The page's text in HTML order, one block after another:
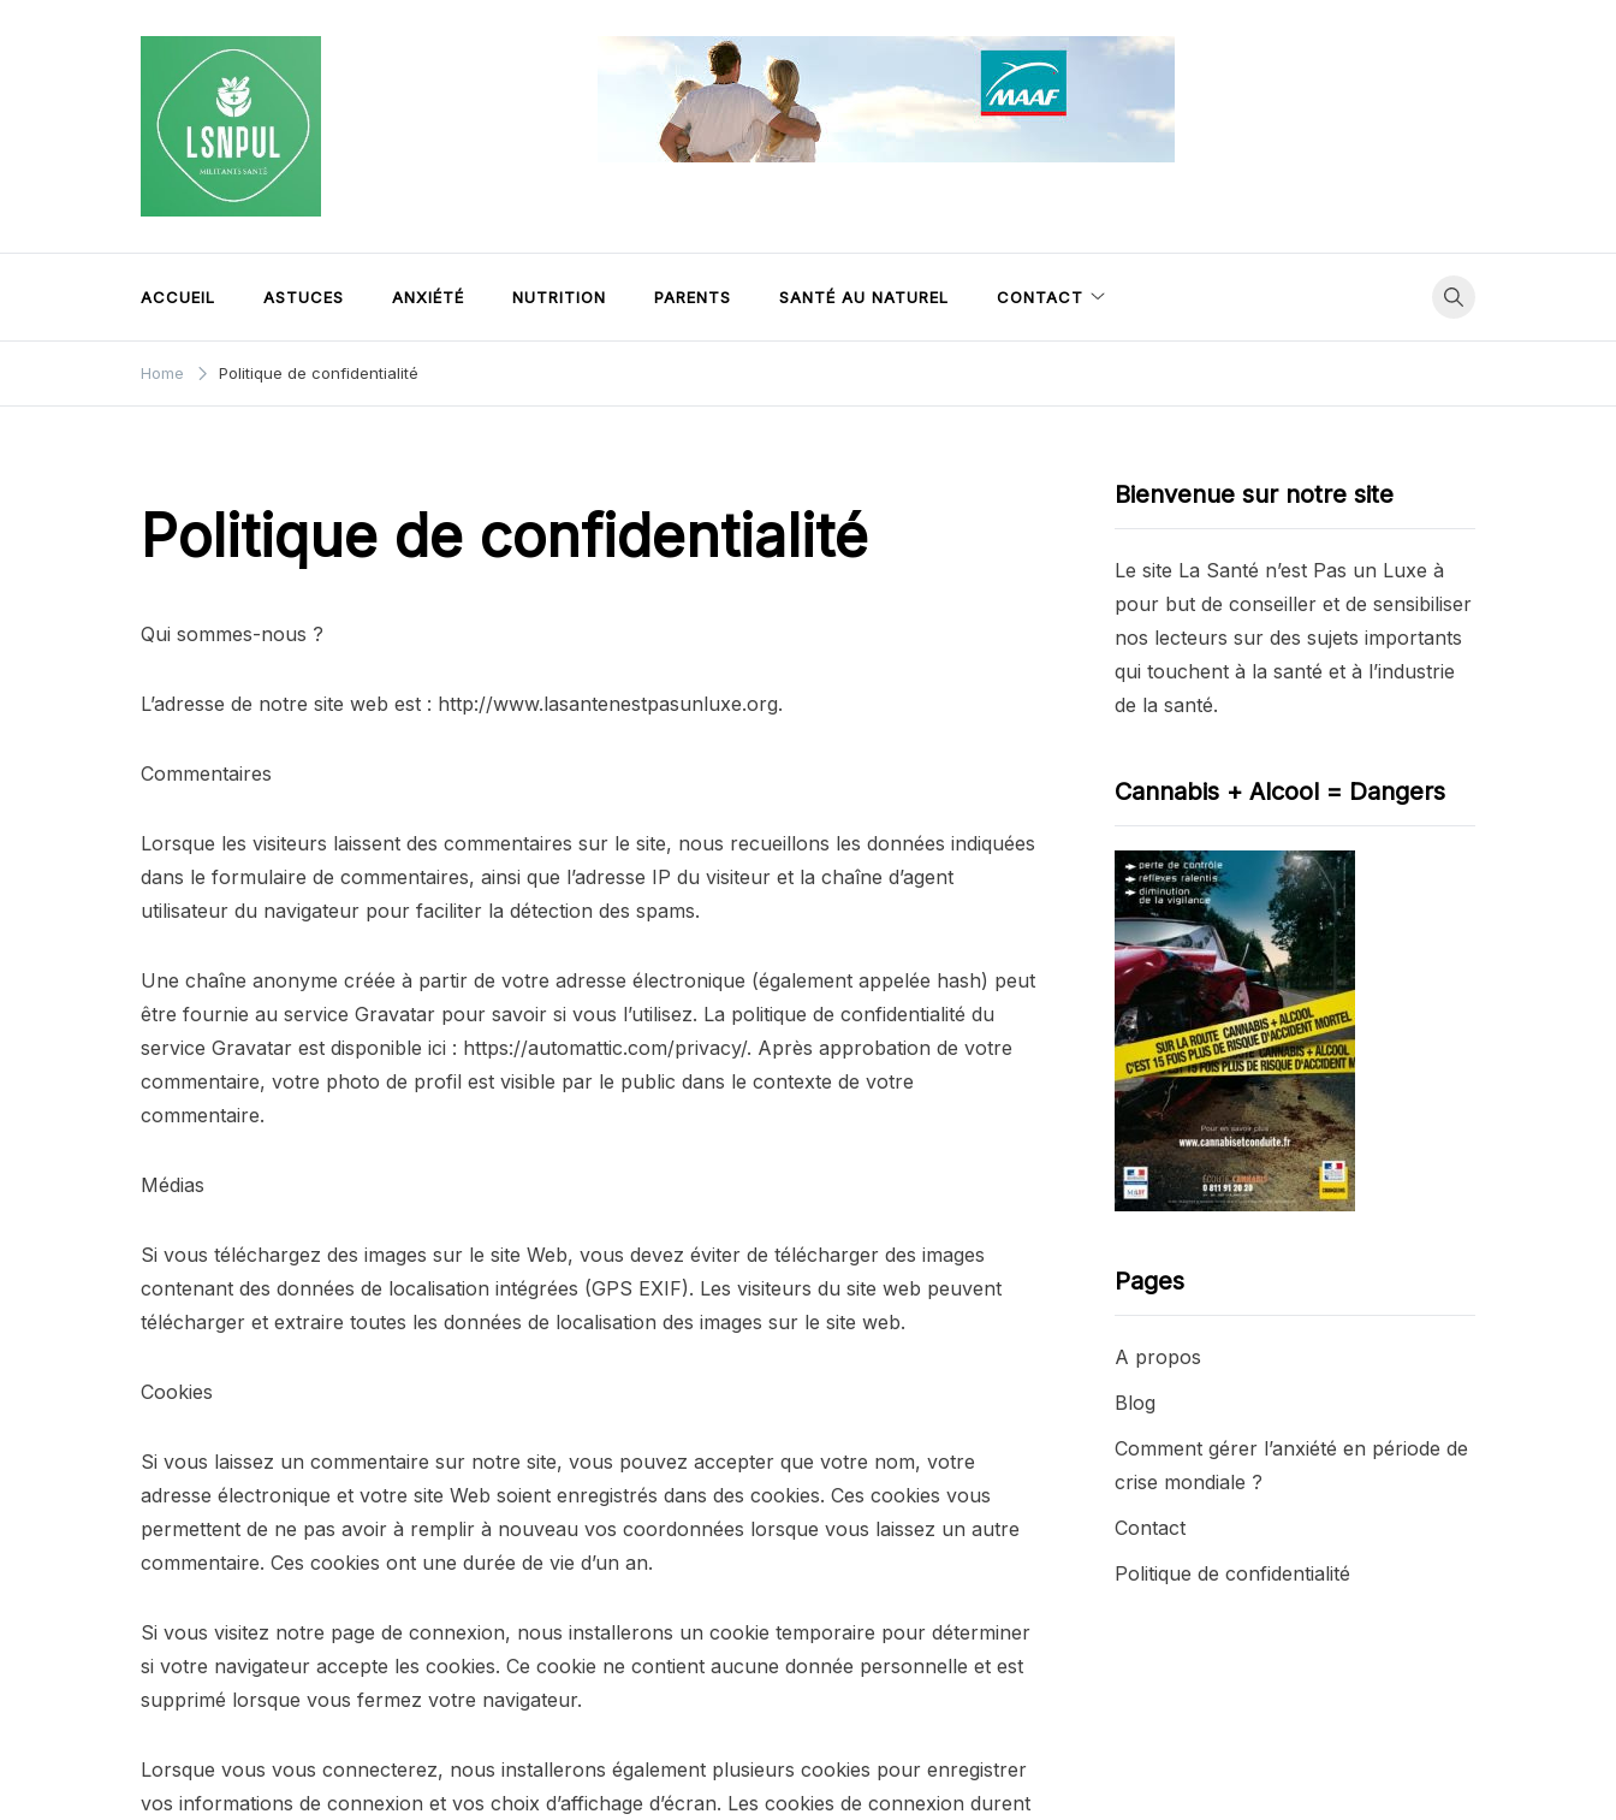
La Santé n'est Pas un
Luxe
ACCUEIL ASTUCES ANXIÉTÉ NUTRITION PARENTS SANTÉ AU NATUREL CONTACT
Home Politique de confidentialité
Politique de confidentialité
Qui sommes-nous ?
L’adresse de notre site web est : http://www.lasantenestpasunluxe.org.
Commentaires
Lorsque les visiteurs laissent des commentaires sur le site, nous recueillons les données indiquées
dans le formulaire de commentaires, ainsi que l’adresse IP du visiteur et la chaîne d’agent
utilisateur du navigateur pour faciliter la détection des spams.
Une chaîne anonyme créée à partir de votre adresse électronique (également appelée hash) peut
être fournie au service Gravatar pour savoir si vous l’utilisez. La politique de confidentialité du
service Gravatar est disponible ici : https://automattic.com/privacy/. Après approbation de votre
commentaire, votre photo de profil est visible par le public dans le contexte de votre
commentaire.
Médias
Si vous téléchargez des images sur le site Web, vous devez éviter de télécharger des images
contenant des données de localisation intégrées (GPS EXIF). Les visiteurs du site web peuvent
télécharger et extraire toutes les données de localisation des images sur le site web.
Cookies
Si vous laissez un commentaire sur notre site, vous pouvez accepter que votre nom, votre
adresse électronique et votre site Web soient enregistrés dans des cookies. Ces cookies vous
permettent de ne pas avoir à remplir à nouveau vos coordonnées lorsque vous laissez un autre
commentaire. Ces cookies ont une durée de vie d’un an.
Si vous visitez notre page de connexion, nous installerons un cookie temporaire pour déterminer
si votre navigateur accepte les cookies. Ce cookie ne contient aucune donnée personnelle et est
supprimé lorsque vous fermez votre navigateur.
Lorsque vous vous connecterez, nous installerons également plusieurs cookies pour enregistrer
vos informations de connexion et vos choix d’affichage d’écran. Les cookies de connexion durent
Bienvenue sur notre site
Le site La Santé n’est Pas un Luxe à
pour but de conseiller et de sensibiliser
nos lecteurs sur des sujets importants
qui touchent à la santé et à l’industrie
de la santé.
Cannabis + Alcool = Dangers
Pages
A propos
Blog
Comment gérer l’anxiété en période de
crise mondiale ?
Contact
Politique de confidentialité